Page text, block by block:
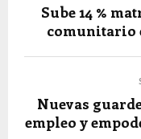
Sube 14 %
comunitario
Nuevas
empleo y